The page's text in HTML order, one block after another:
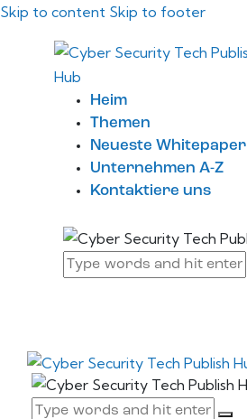
Skip to content Skip to footer
Heim
Themen
Neueste Whitepaper
Unternehmen A-Z
Kontaktiere uns